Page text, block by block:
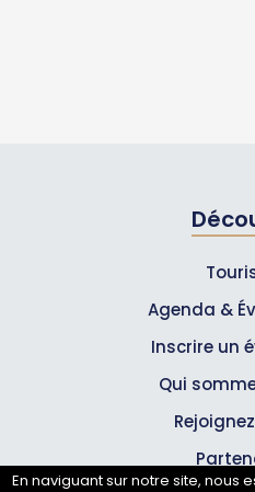
Agenda &
Inscrire un
Qui
En naviguant sur notre site, nous